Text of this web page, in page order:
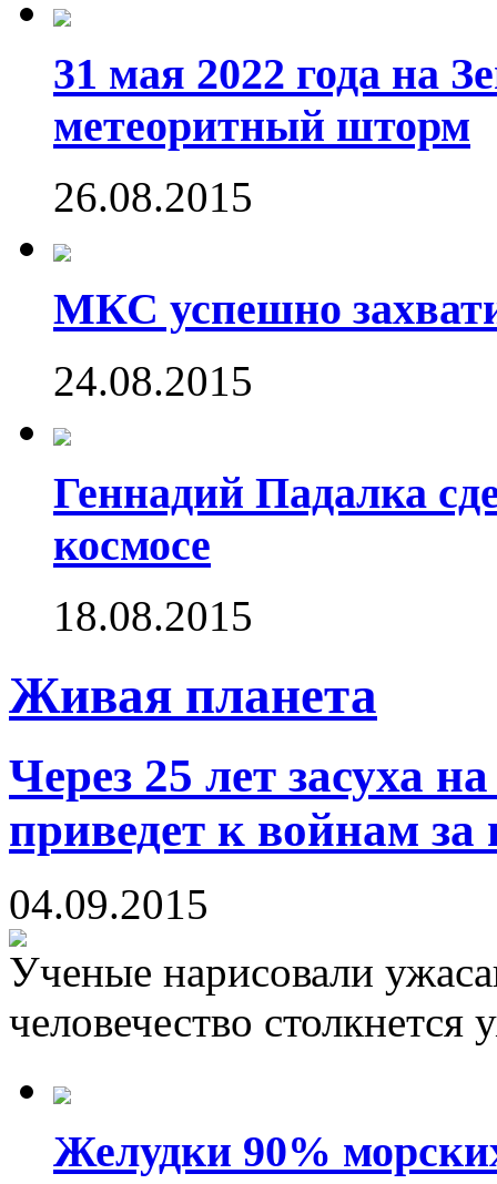
31 мая 2022 года на
метеоритный шторм
26.08.2015
МКС успешно
24.08.2015
Геннадий Падалка
космосе
18.08.2015
Живая планета
Через 25 лет засуха
приведет к войнам за
04.09.2015
Ученые нарисовали
человечество столкнется
Желудки 90%